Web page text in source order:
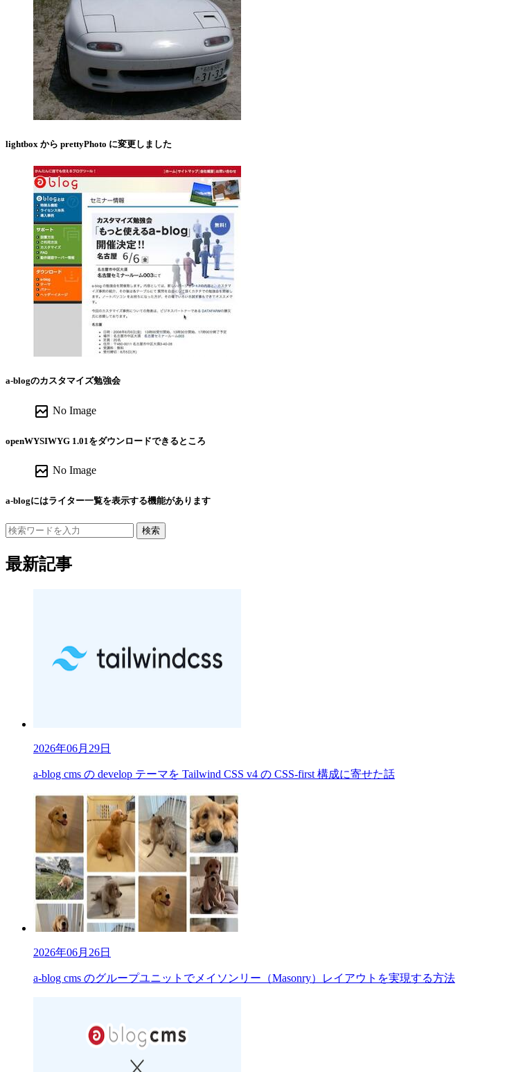
lightbox から prettyPhoto に変更しました
a-blogのカスタマイズ勉強会
broken_image No Image
openWYSIWYG 1.01をダウンロードできるところ
broken_image No Image
a-blogにはライター一覧を表示する機能があります
検索
最新記事
2026年06月29日
a-blog cms の develop テーマを Tailwind CSS v4 の CSS-first 構成に寄せた話
2026年06月26日
a-blog cms のグループユニットでメイソンリー（Masonry）レイアウトを実現する方法